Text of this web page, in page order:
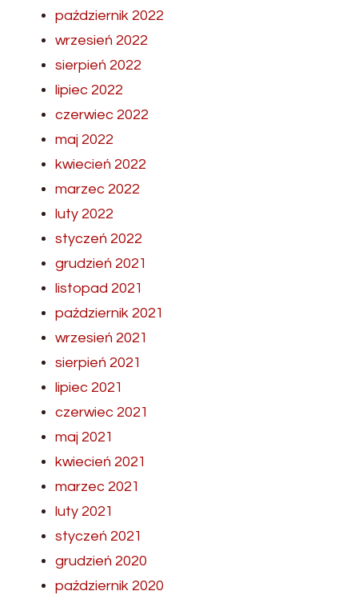
październik 2022
wrzesień 2022
sierpień 2022
lipiec 2022
czerwiec 2022
maj 2022
kwiecień 2022
marzec 2022
luty 2022
styczeń 2022
grudzień 2021
listopad 2021
październik 2021
wrzesień 2021
sierpień 2021
lipiec 2021
czerwiec 2021
maj 2021
kwiecień 2021
marzec 2021
luty 2021
styczeń 2021
grudzień 2020
październik 2020